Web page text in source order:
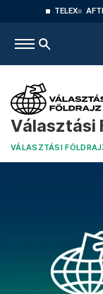
TELEX
Választási
VÁLASZTÁSI